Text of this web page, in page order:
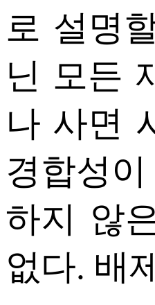
로 설명
닌 모든
나 사면
경합성
하지 않
없다. 배